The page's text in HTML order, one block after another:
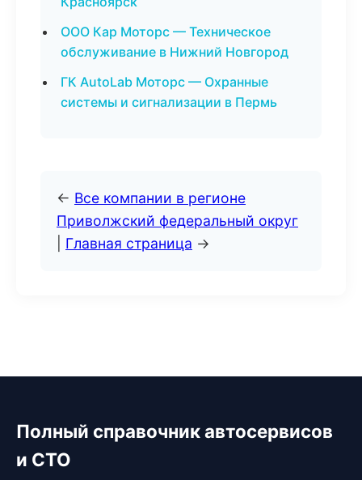
ООО Кар Моторс — Техническое
обслуживание в Нижний Новгород
ГК AutoLab Моторс — Охранные
системы и сигнализации в Пермь
← Все компании в регионе
Приволжский федеральный округ
Главная страница →
Полный справочник автосервисов
и СТО